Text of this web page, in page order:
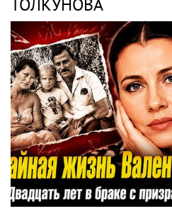
ТОЛКУНОВА